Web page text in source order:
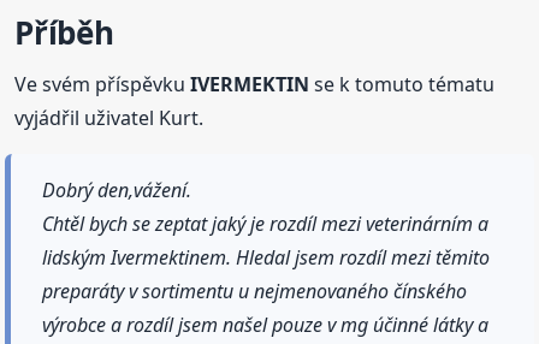
Příběh
Ve svém příspěvkuIVERMEKTIN se k tomuto tématu
vyjádřil uživatel Kurt.
Dobrý den,vážení.
Chtěl bych se zeptat jaký je rozdíl mezi veterinárním a
lidským Ivermektinem. Hledal jsem rozdíl mezi těmito
preparáty v sortimentu u nejmenovaného čínského
výrobce a rozdíl jsem našel pouze v mg účinné látky a